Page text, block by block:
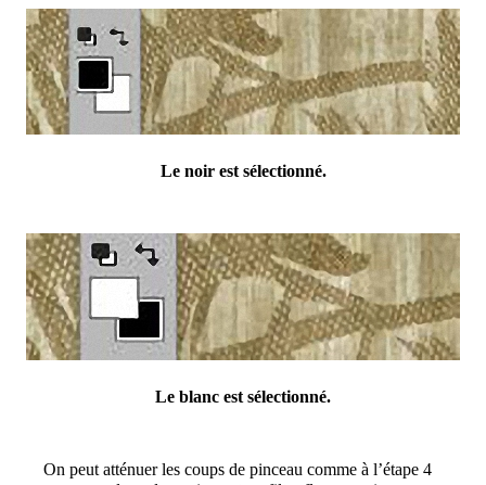
Le noir est sélectionné.
Le blanc est sélectionné.
On peut atténuer les coups de pinceau comme à l’étape 4